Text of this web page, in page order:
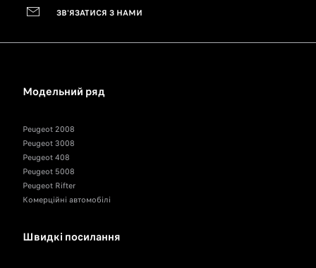
ЗВ'ЯЗАТИСЯ З НАМИ
Модельний ряд
Peugeot 2008
Peugeot 3008
Peugeot 408
Peugeot 5008
Peugeot Rifter
Комерційні автомобілі
Швидкі посилання